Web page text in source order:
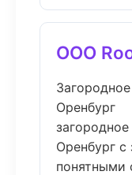
ООО
Оренбург
Оренбург с
понятными